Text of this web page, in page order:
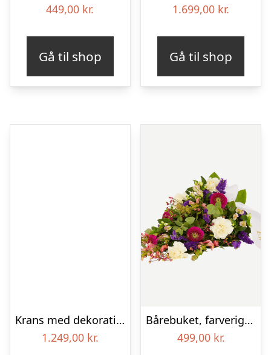
449,00 kr.
Gå til shop
1.699,00 kr.
Gå til shop
Krans med dekoration i klassisk stil – creme
1.249,00 kr.
Bårebuket, farverig (Floristens kreative valg) med bånd
499,00 kr.